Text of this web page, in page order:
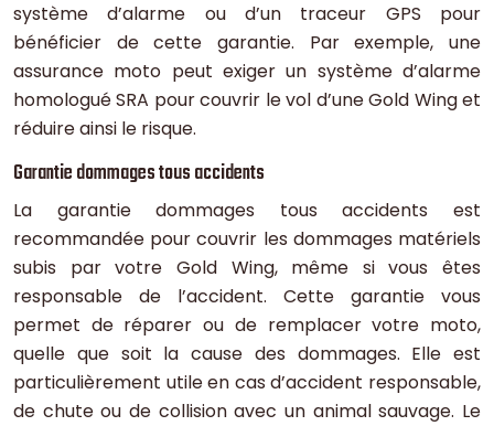
système d’alarme ou d’un traceur GPS pour
bénéficier de cette garantie. Par exemple, une
assurance moto peut exiger un système d’alarme
homologué SRA pour couvrir le vol d’une Gold Wing et
réduire ainsi le risque.
Garantie dommages tous accidents
La garantie dommages tous accidents est
recommandée pour couvrir les dommages matériels
subis par votre Gold Wing, même si vous êtes
responsable de l’accident. Cette garantie vous
permet de réparer ou de remplacer votre moto,
quelle que soit la cause des dommages. Elle est
particulièrement utile en cas d’accident responsable,
de chute ou de collision avec un animal sauvage. Le